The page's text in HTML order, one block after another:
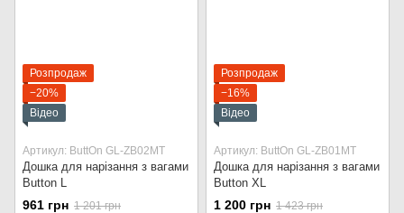
Розпродаж
−20%
Відео
Артикул: ButtOn GL-ZB02MT
Дошка для нарізання з вагами
Button L
961 грн 1 201 грн
Розпродаж
−16%
Відео
Артикул: ButtOn GL-ZB01MT
Дошка для нарізання з вагами
Button XL
1 200 грн 1 423 грн